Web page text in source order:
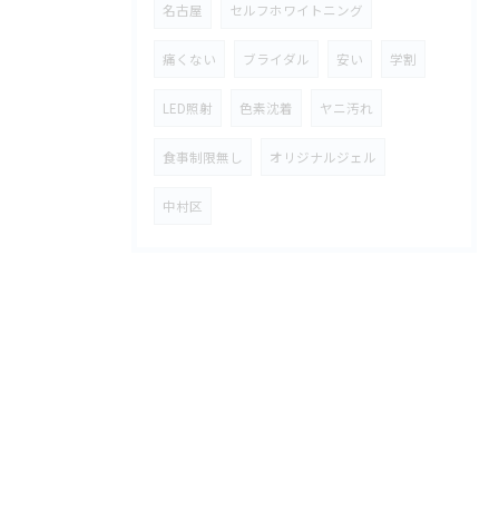
名古屋 セルフホワイトニング
痛くない ブライダル 安い 学割
LED照射 色素沈着 ヤニ汚れ
食事制限無し オリジナルジェル
中村区